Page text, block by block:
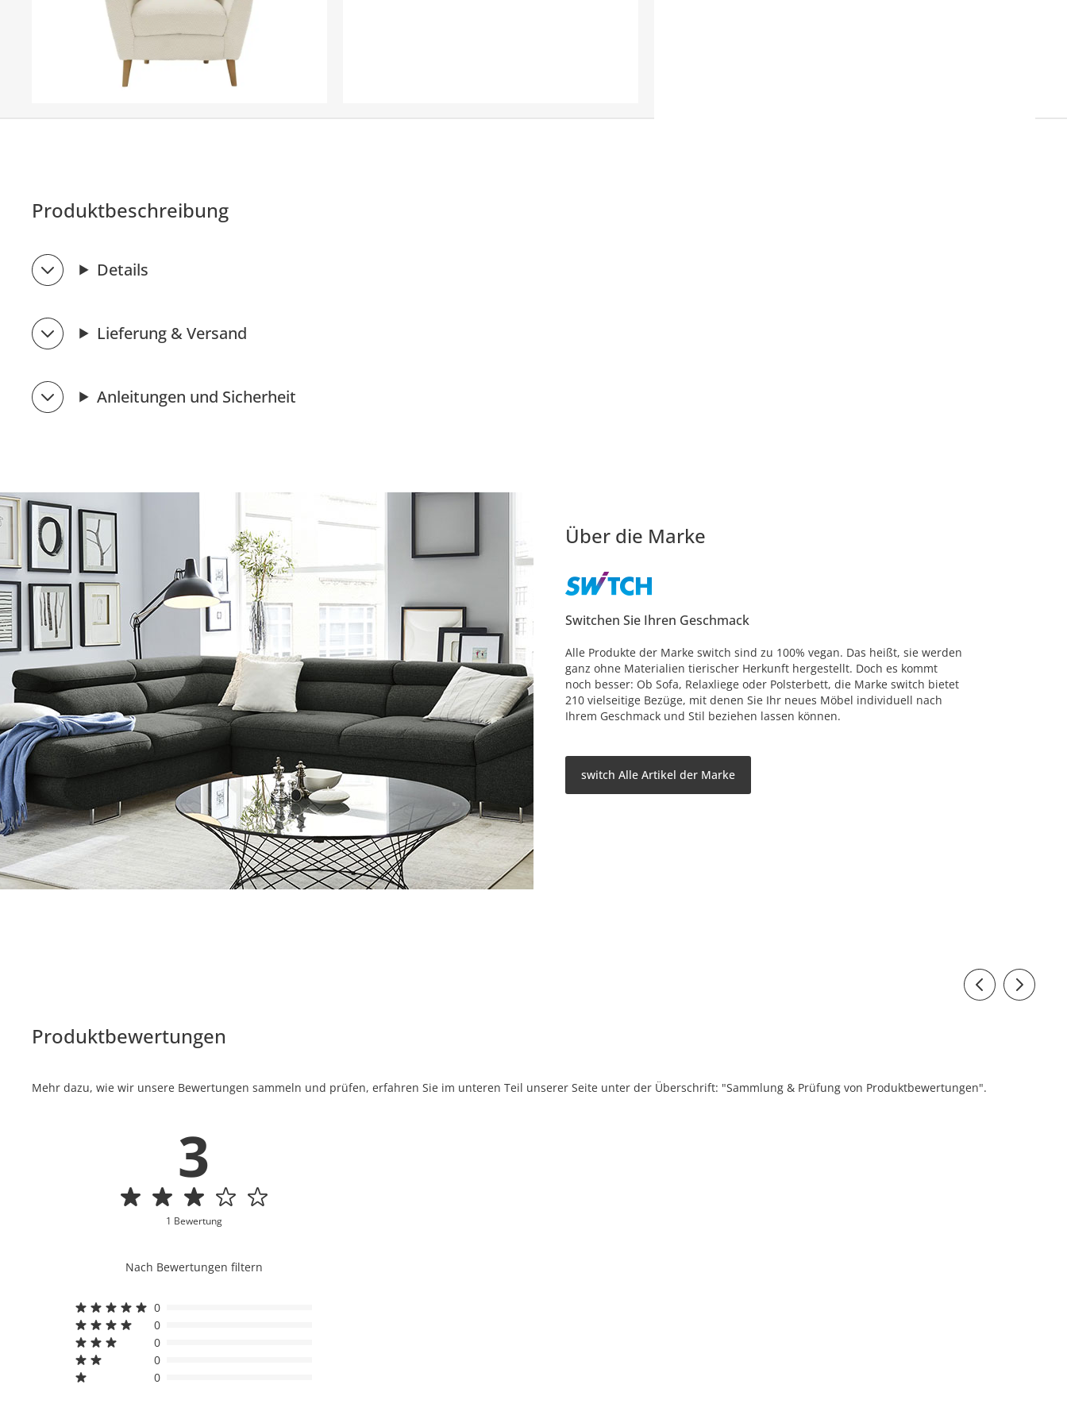
Produktbeschreibung
Details
Lieferung & Versand
Anleitungen und Sicherheit
Über die Marke
Switchen Sie Ihren Geschmack
Alle Produkte der Marke switch sind zu 100% vegan. Das heißt, sie werden
ganz ohne Materialien tierischer Herkunft hergestellt. Doch es kommt
noch besser: Ob Sofa, Relaxliege oder Polsterbett, die Marke switch bietet
210 vielseitige Bezüge, mit denen Sie Ihr neues Möbel individuell nach
Ihrem Geschmack und Stil beziehen lassen können.
switch Alle Artikel der Marke
Produktbewertungen
Mehr dazu, wie wir unsere Bewertungen sammeln und prüfen, erfahren Sie im unteren Teil unserer Seite unter der Überschrift: "Sammlung & Prüfung von Produktbewertungen".
3
1 Bewertung
Nach Bewertungen filtern
0
0
0
0
0